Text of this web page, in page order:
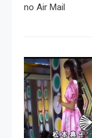
no Air Mail